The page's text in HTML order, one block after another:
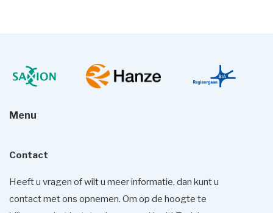
Menu
Contact
Heeft u vragen of wilt u meer informatie, dan kunt u
contact met ons opnemen. Om op de hoogte te